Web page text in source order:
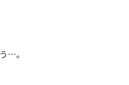
…。